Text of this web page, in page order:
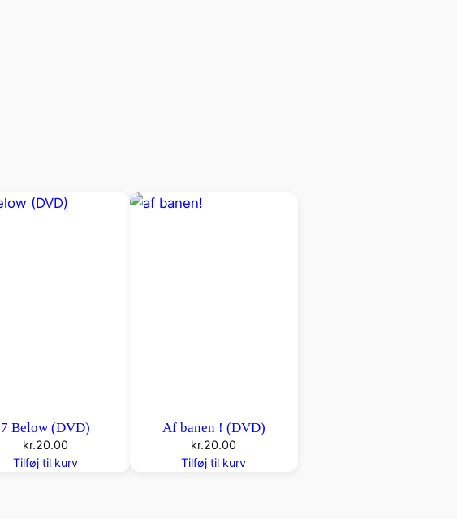
7 Below (DVD)
kr.20.00
Tilføj til kurv
Af banen ! (DVD)
kr.20.00
Tilføj til kurv